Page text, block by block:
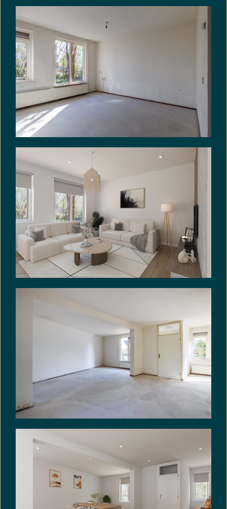
hoogte zou zijn geweest als hij het verkochte zelf
uitdrukkelijk overeengekomen, dat dergelijke
eigenschappen c.q. gebreken voor risico en
rekening van koper komen en dat bij de
vaststelling van de koopsom hiermee rekening is
gehouden.
Asbestclausule: In de koopakte zal de volgende
asbestclausule worden opgenomen:
In de onroerende zaak kunnen asbesthoudende
stoffen/materialen aanwezig zijn. Indien deze
worden verwijderd dienen door koper maatregelen
en voorzieningen te worden getroffen die de
wetgeving bekend te zijn en aanvaardt alle
aansprakelijkheid en gevolgen die uit de
aanwezigheid van asbest en/of de verwijdering
van asbest uit de onroerende zaak kan
voortvloeien. In afwijking van artikel 6.3 van deze
koopakte en artikel 7:17 lid 1 en 2 BW komt het
geheel of ten dele ontbreken van één of meer
eigenschappen van de onroerende zaak voor
normaal en bijzonder gebruik en het eventueel
anderszins niet-beantwoorden van de zaak aan
de overeenkomst als gevolg van de aanwezigheid
van enig asbest in welke samenstelling en/of op
welke plaats dan ook voor rekening en risico van
koper.
VRIJBLIJVENDE INFORMATIE